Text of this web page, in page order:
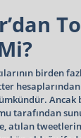
birden
tarafından
atılan